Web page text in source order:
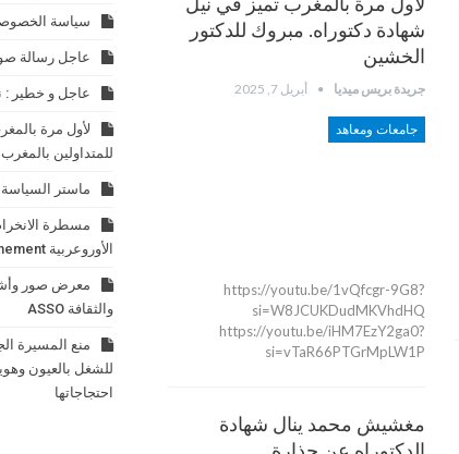
شهادة دكتوراه. مبروك للدكتور
الخشين
جريدة بريس ميديا أبريل 7, 2025
جامعات ومعاهد
https://youtu.be/1vQfcgr-9G8?
si=W8JCUKDudMKVhdHQ
https://youtu.be/iHM7EzY2ga0?
si=vTaR66PTGrMpLW1P
مغشيش محمد ينال شهادة
سياسة
عاجل رسالة
عاجل و خطير :
لأول مرة
للمتداولين بالمغرب
ماستر السياسة
مسطرة
الأوروعربية Abonnement
معرض صور
والثقافة ASSO
منع المسيرة
للشغل بالعيون
احتجاجاتها